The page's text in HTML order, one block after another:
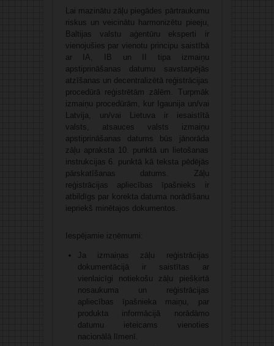
Lai mazinātu zāļu piegādes pārtraukumu
riskus un veicinātu harmonizētu pieeju,
Baltijas valstu aģentūru eksperti ir
vienojušies par vienotu principu saistībā
ar IA, IB un II tipa izmaiņu
apstiprināšanas datumu savstarpējās
atzīšanas un decentralizētā reģistrācijas
procedūrā reģistrētām zālēm. Turpmāk
izmaiņu procedūrām, kur Igaunija un/vai
Latvija, un/vai Lietuva ir iesaistītā
valsts, atsauces valsts izmaiņu
apstiprināšanas datums būs jānorāda
zāļu apraksta 10. punktā un lietošanas
instrukcijas 6. punktā kā teksta pēdējās
pārskatīšanas datums. Zāļu
reģistrācijas apliecības īpašnieks ir
atbildīgs par korekta datuma norādīšanu
iepriekš minētajos dokumentos.
Iespējamie izņēmumi:
Ja izmaiņas zāļu reģistrācijas
dokumentācijā ir saistītas ar
vienlaicīgi notiekošu zāļu piešķirtā
nosaukuma un reģistrācijas
apliecības īpašnieka maiņu, par
produkta informācijā norādāmo
datumu ieteicams vienoties
nacionālā līmenī.